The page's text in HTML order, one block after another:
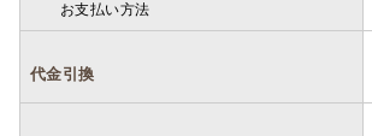
お支払い方法
代金引換